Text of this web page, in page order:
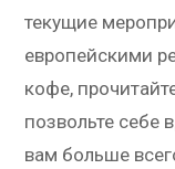
текущие
европейскими
кофе,
позвольте себе
вам больше